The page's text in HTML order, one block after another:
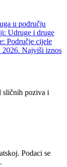
u području
Udruge i druge
Područje cijele
2026. Najviši iznos
sličnih poziva i
Podaci se